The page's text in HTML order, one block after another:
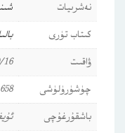
نەشرىيات
كىتاب تۈرى
ۋاقىت
16
چۈشۈرۈلۈشى
3,658
باشقۇرغۇچى